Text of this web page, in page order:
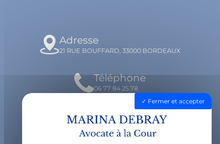
Adresse
21 RUE BOUFFARD, 33000 BORDEAUX
Téléphone
06 77 84 25 78
Email
contact@avocatdebray.fr
Fermer et accepter